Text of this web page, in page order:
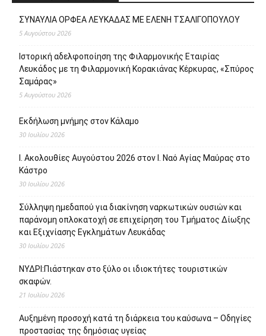
ΣΥΝΑΥΛΙΑ ΟΡΦΕΑ ΛΕΥΚΑΔΑΣ ΜΕ ΕΛΕΝΗ ΤΣΑΛΙΓΟΠΟΥΛΟΥ
5 Αυγούστου 2026
Ιστορική αδελφοποίηση της Φιλαρμονικής Εταιρίας
Λευκάδος με τη Φιλαρμονική Κορακιάνας Κέρκυρας, «Σπύρος
Σαμάρας»
5 Αυγούστου 2026
Εκδήλωση μνήμης στον Κάλαμο
30 Ιουλίου 2026
Ι. Ακολουθίες Αυγούστου 2026 στον Ι. Ναό Αγίας Μαύρας στο
Κάστρο
30 Ιουλίου 2026
Σύλληψη ημεδαπού για διακίνηση ναρκωτικών ουσιών και
παράνομη οπλοκατοχή σε επιχείρηση του Τμήματος Δίωξης
και Εξιχνίασης Εγκλημάτων Λευκάδας
30 Ιουλίου 2026
ΝΥΔΡΙ:Πιάστηκαν στο ξύλο οι ιδιοκτήτες τουριστικών
σκαφών.
21 Ιουλίου 2026
Αυξημένη προσοχή κατά τη διάρκεια του καύσωνα – Οδηγίες
προστασίας της δημόσιας υγείας